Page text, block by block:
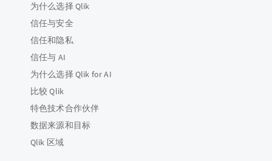
为什么选择 Qlik
信任与安全
信任和隐私
信任与 AI
为什么选择 Qlik for AI
比较 Qlik
特色技术合作伙伴
数据来源和目标
Qlik 区域